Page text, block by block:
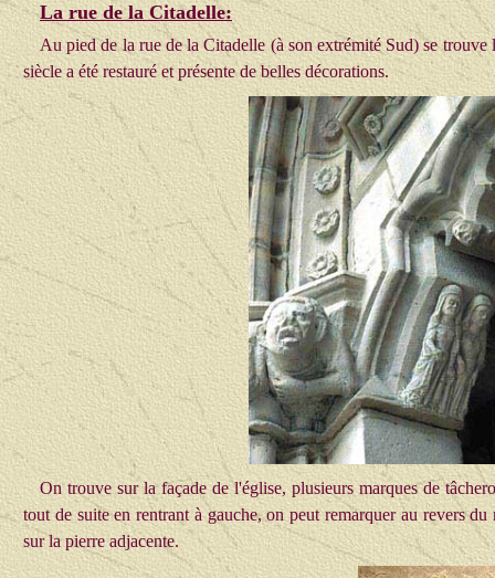
La rue de la Citadelle:
Au pied de la rue de la Citadelle (à son extrémité Sud) se
siècle a été restauré et présente de belles décorations.
On trouve sur la façade de l'église, plusieurs marques de
tout de suite en rentrant à gauche, on peut remarquer au revers
sur la pierre adjacente.